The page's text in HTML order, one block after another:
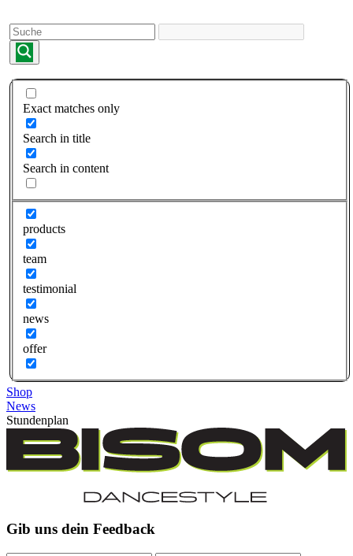
to
content
Exact matches only
Search in title
Search in content
products
team
testimonial
news
offer
Shop
News
Stundenplan
Gib uns dein Feedback